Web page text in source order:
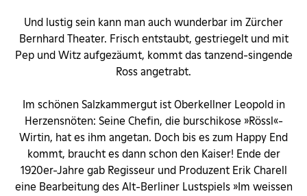
Und lustig sein kann man auch wunderbar im Zürcher
Bernhard Theater. Frisch entstaubt, gestriegelt und mit
Pep und Witz aufgezäumt, kommt das tanzend-singende
Ross angetrabt.
Im schönen Salzkammergut ist Oberkellner Leopold in
Herzensnöten: Seine Chefin, die burschikose »Rössl«-
Wirtin, hat es ihm angetan. Doch bis es zum Happy End
kommt, braucht es dann schon den Kaiser! Ende der
1920er-Jahre gab Regisseur und Produzent Erik Charell
eine Bearbeitung des Alt-Berliner Lustspiels »Im weissen